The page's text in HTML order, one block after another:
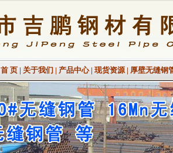
首 页| 关于我们 | 产品中心| 现货资源| 厚壁无缝钢